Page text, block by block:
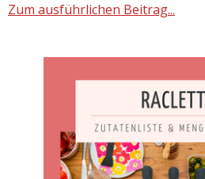
Zum ausführlichen Beitrag...